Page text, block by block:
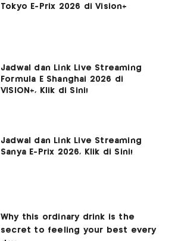
Tokyo E-Prix 2026 di Vision+
Jadwal dan Link Live Streaming
Formula E Shanghai 2026 di
VISION+, Klik di Sini!
Jadwal dan Link Live Streaming
Sanya E-Prix 2026, Klik di Sini!